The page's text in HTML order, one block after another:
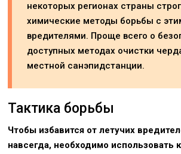
некоторых регионах страны
химические методы борьбы с
вредителями. Проще всего о
доступных методах очистки
местной санэпидстанции.
Тактика борьбы
Чтобы избавится от летучих
навсегда, необходимо использовать